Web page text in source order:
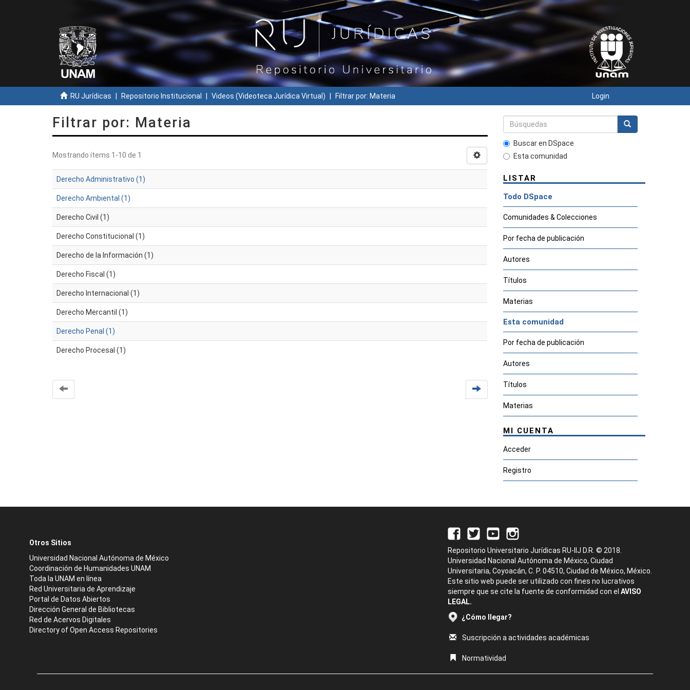
RU Jurídicas Repositorio Institucional Videos (Videoteca Jurídica Virtual) Filtrar por: Materia Login
Filtrar por: Materia
Mostrando ítems 1-10 de 1
Derecho Administrativo (1)
Derecho Ambiental (1)
Derecho Civil (1)
Derecho Constitucional (1)
Derecho de la Información (1)
Derecho Fiscal (1)
Derecho Internacional (1)
Derecho Mercantil (1)
Derecho Penal (1)
Derecho Procesal (1)
Buscar en DSpace
Esta comunidad
LISTAR
Todo DSpace
Comunidades & Colecciones
Por fecha de publicación
Autores
Títulos
Materias
Esta comunidad
Por fecha de publicación
Autores
Títulos
Materias
MI CUENTA
Acceder
Registro
Otros Sitios
Universidad Nacional Autónoma de México
Coordinación de Humanidades UNAM
Toda la UNAM en línea
Red Universitaria de Aprendizaje
Portal de Datos Abiertos
Dirección General de Bibliotecas
Red de Acervos Digitales
Directory of Open Access Repositories
Repositorio Universitario Jurídicas RU-IIJ D.R. © 2018.
Universidad Nacional Autónoma de México, Ciudad
Universitaria, Coyoacán, C. P. 04510, Ciudad de México, México.
Este sitio web puede ser utilizado con fines no lucrativos
siempre que se cite la fuente de conformidad con el AVISO
LEGAL.
¿Cómo llegar?
Suscripción a actividades académicas
Normatividad